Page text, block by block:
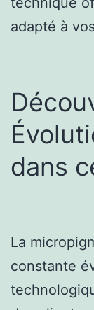
adapté à
dans
La
constante